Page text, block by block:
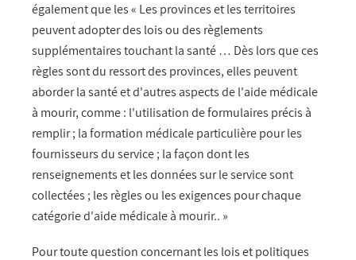
également que les « Les provinces et les territoires
peuvent adopter des lois ou des règlements
supplémentaires touchant la santé … Dès lors que ces
règles sont du ressort des provinces, elles peuvent
aborder la santé et d'autres aspects de l'aide médicale
à mourir, comme : l'utilisation de formulaires précis à
remplir ; la formation médicale particulière pour les
fournisseurs du service ; la façon dont les
renseignements et les données sur le service sont
collectées ; les règles ou les exigences pour chaque
catégorie d'aide médicale à mourir.. »
Pour toute question concernant les lois et politiques